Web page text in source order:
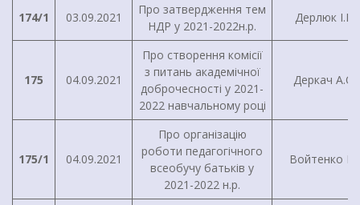
174/1 03.09.2021
Про затвердження тем
НДР у 2021-2022н.р.
Дерлюк І.В.
175 04.09.2021
Про створення комісії
з питань академічної
доброчесності у 2021-
2022 навчальному році
Деркач А.О.
175/1 04.09.2021
Про організацію
роботи педагогічного
всеобучу батьків у
2021-2022 н.р.
Войтенко І.Г.